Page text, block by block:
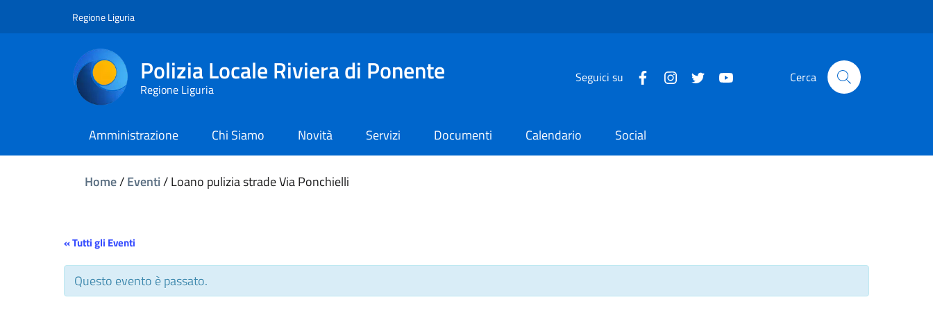
Regione Liguria
Polizia Locale Riviera di Ponente
Regione Liguria
Seguici su Cerca
Amministrazione Chi Siamo Novità Servizi Documenti Calendario Social
Home/Eventi/Loano pulizia strade Via Ponchielli
« Tutti gli Eventi
Questo evento è passato.